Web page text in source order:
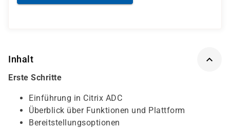
Inhalt
Erste Schritte
Einführung in Citrix ADC
Überblick über Funktionen und Plattform
Bereitstellungsoptionen